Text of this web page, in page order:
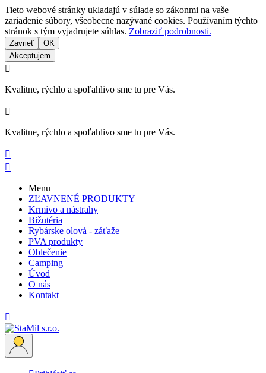
Tieto webové stránky ukladajú v súlade so zákonmi na vaše
zariadenie súbory, všeobecne nazývané cookies. Používaním týchto
stránok s tým vyjadrujete súhlas. Zobraziť podrobnosti.
Zavrieť
OK
Akceptujem

Kvalitne, rýchlo a spoľahlivo sme tu pre Vás.

Kvalitne, rýchlo a spoľahlivo sme tu pre Vás.


Menu
ZĽAVNENÉ PRODUKTY
Krmivo a nástrahy
Bižutéria
Rybárske olová - záťaže
PVA produkty
Oblečenie
Camping
Úvod
O nás
Kontakt
